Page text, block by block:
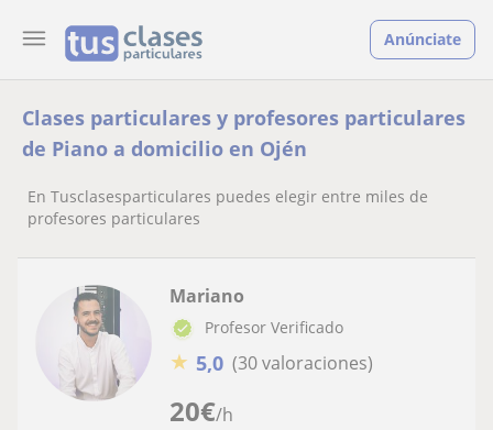
Anúnciate
Clases particulares y profesores particulares
de Piano a domicilio en Ojén
En Tusclasesparticulares puedes elegir entre miles de
profesores particulares
20€/h
Mariano
Profesor Verificado
★ 5,0 (30 valoraciones)